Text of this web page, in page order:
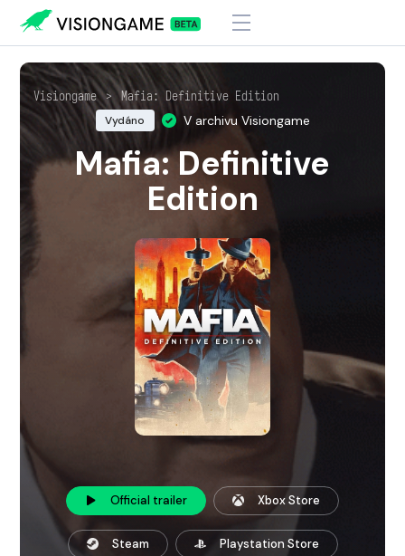
Visiongame > Mafia: Definitive Edition
Vydáno V archivu Visiongame
Mafia: Definitive
Edition
Official trailer Xbox Store
Steam Playstation Store